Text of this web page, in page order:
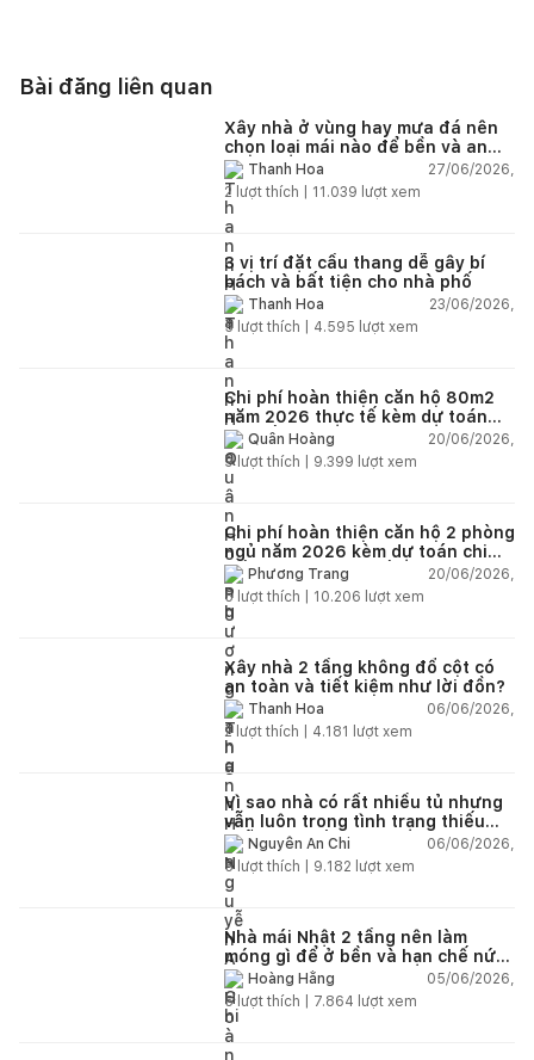
Bài đăng liên quan
Xây nhà ở vùng hay mưa đá nên
chọn loại mái nào để bền và an
toàn?Thanh Hoa
27/06/2026,
2 lượt thích | 11.039 lượt xem
3 vị trí đặt cầu thang dễ gây bí
bách và bất tiện cho nhà phố
Thanh Hoa
23/06/2026,
5 lượt thích | 4.595 lượt xem
Chi phí hoàn thiện căn hộ 80m2
năm 2026 thực tế kèm dự toán
chi tiết từng hạng mục
Quân Hoàng
20/06/2026,
9lượt thích | 9.399 lượt xem
Chi phí hoàn thiện căn hộ 2 phòng
ngủ năm 2026 kèm dự toán chi
tiết và ví dụ thực tế
Phương Trang
20/06/2026,
5 lượt thích | 10.206 lượt xem
Xây nhà 2 tầng không đổ cột có
an toàn và tiết kiệm như lời đồn?
Thanh Hoa
06/06/2026,
2lượt thích | 4.181 lượt xem
Vì sao nhà có rất nhiều tủ nhưng
vẫn luôn trong tình trạng thiếu
chỗ chứa đồ?
Nguyễn An Chi
06/06/2026,
5lượt thích | 9.182 lượt xem
Nhà mái Nhật 2 tầng nên làm
móng gì để ở bền và hạn chế nứt
lún?Hoàng Hằng
05/06/2026,
5lượt thích | 7.864 lượt xem